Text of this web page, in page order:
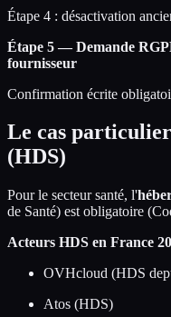
Étape 4 : désactivation
Étape 5 — Demande
fournisseur
Confirmation écrite
Le cas particulier
(HDS)
Pour le secteur santé, l'
de Santé) est obligatoire
Acteurs HDS en France
OVHcloud (HDS
Atos (HDS)